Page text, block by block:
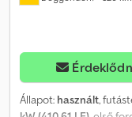
Állapot: használt,